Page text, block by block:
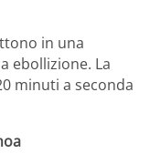
in una
ebollizione. La
minuti a seconda